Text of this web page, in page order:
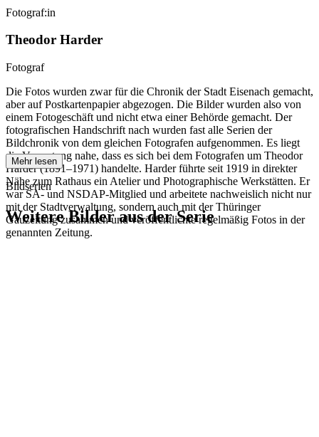
Fotograf:in
Theodor Harder
Fotograf
Die Fotos wurden zwar für die Chronik der Stadt Eisenach gemacht,
aber auf Postkartenpapier abgezogen. Die Bilder wurden also von
einem Fotogeschäft und nicht etwa einer Behörde gemacht. Der
fotografischen Handschrift nach wurden fast alle Serien der
Bildchronik von dem gleichen Fotografen aufgenommen. Es liegt
die Vermutung nahe, dass es sich bei dem Fotografen um Theodor
Harder (1891–1971) handelte. Harder führte seit 1919 in direkter
Nähe zum Rathaus ein Atelier und Photographische Werkstätten. Er
war SA- und NSDAP-Mitglied und arbeitete nachweislich nicht nur
mit der Stadtverwaltung, sondern auch mit der Thüringer
Gauzeitung zusammen und veröffentlichte regelmäßig Fotos in der
genannten Zeitung.
Mehr lesen
Bildserien
Weitere Bilder aus der Serie